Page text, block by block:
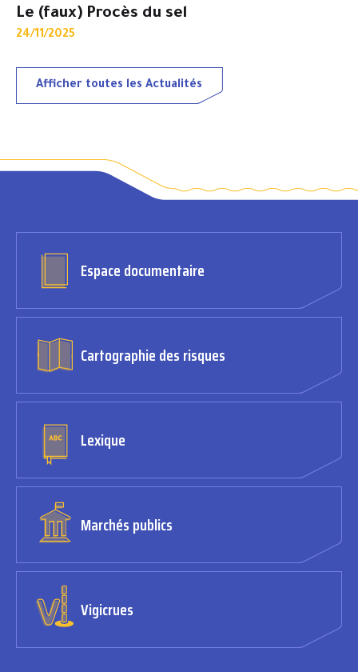
Le (faux) Procès du sel
24/11/2025
Afficher toutes les Actualités
Espace documentaire
Cartographie des risques
Lexique
Marchés publics
Vigicrues